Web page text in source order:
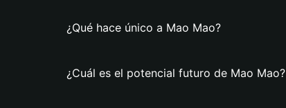
¿Qué hace único a Mao Mao?
¿Cuál es el potencial futuro de Mao Mao?